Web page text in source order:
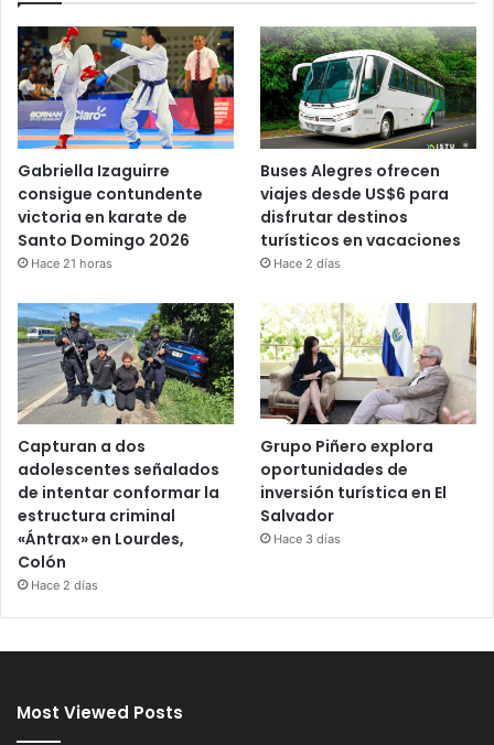
Gabriella Izaguirre
consigue contundente
victoria en karate de
Santo Domingo 2026
Hace 21 horas
Buses Alegres ofrecen
viajes desde US$6 para
disfrutar destinos
turísticos en vacaciones
Hace 2 días
Capturan a dos
adolescentes señalados
de intentar conformar la
estructura criminal
«Ántrax» en Lourdes,
Colón
Hace 2 días
Grupo Piñero explora
oportunidades de
inversión turística en El
Salvador
Hace 3 días
Most Viewed Posts